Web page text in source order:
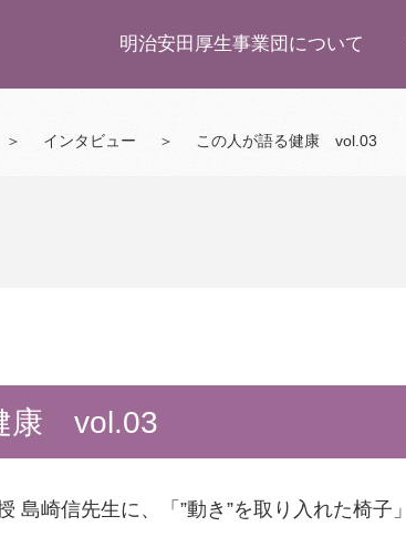
明治安田厚生事業団について
＞ インタビュー ＞ この人が語る健康 vol.03
康 vol.03
島崎信先生に、「”動き”を取り入れた椅